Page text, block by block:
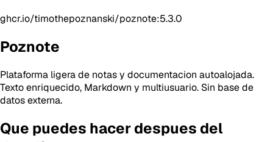
ghcr.io/timothepoznanski/poznote:5.3.0
Poznote
Plataforma ligera de notas y documentacion autoalojada.
Texto enriquecido, Markdown y multiusuario. Sin base de
datos externa.
Que puedes hacer despues del